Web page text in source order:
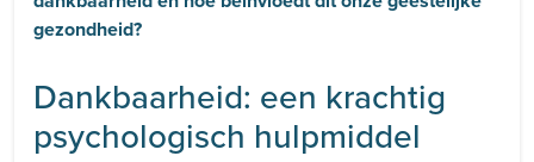
gezondheid?
Dankbaarheid: een krachtig
psychologisch hulpmiddel